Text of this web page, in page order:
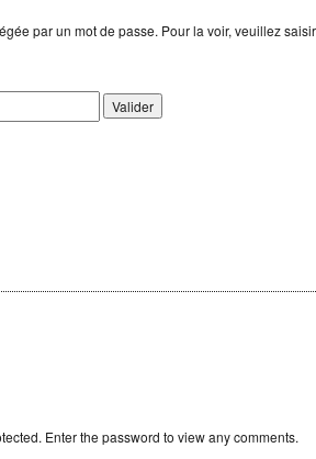
par un mot de passe. Pour la voir, veuillez
Enter the password to view any comments.